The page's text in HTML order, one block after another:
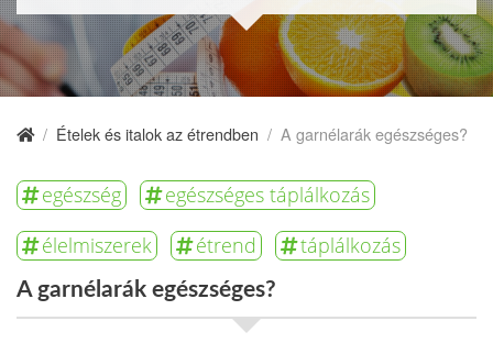
/ Ételek és italok az étrendben / A garnélarák egészséges?
egészség
egészséges táplálkozás
élelmiszerek
étrend táplálkozás
A garnélarák egészséges?